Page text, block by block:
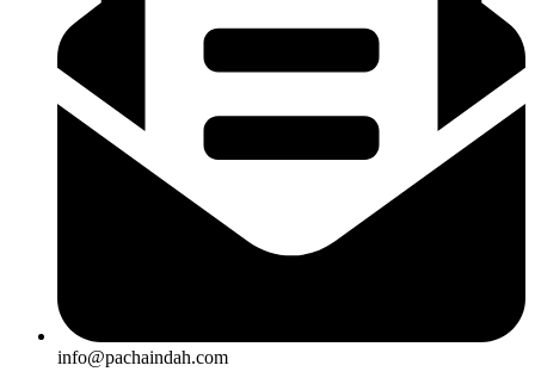
info@pachaindah.com